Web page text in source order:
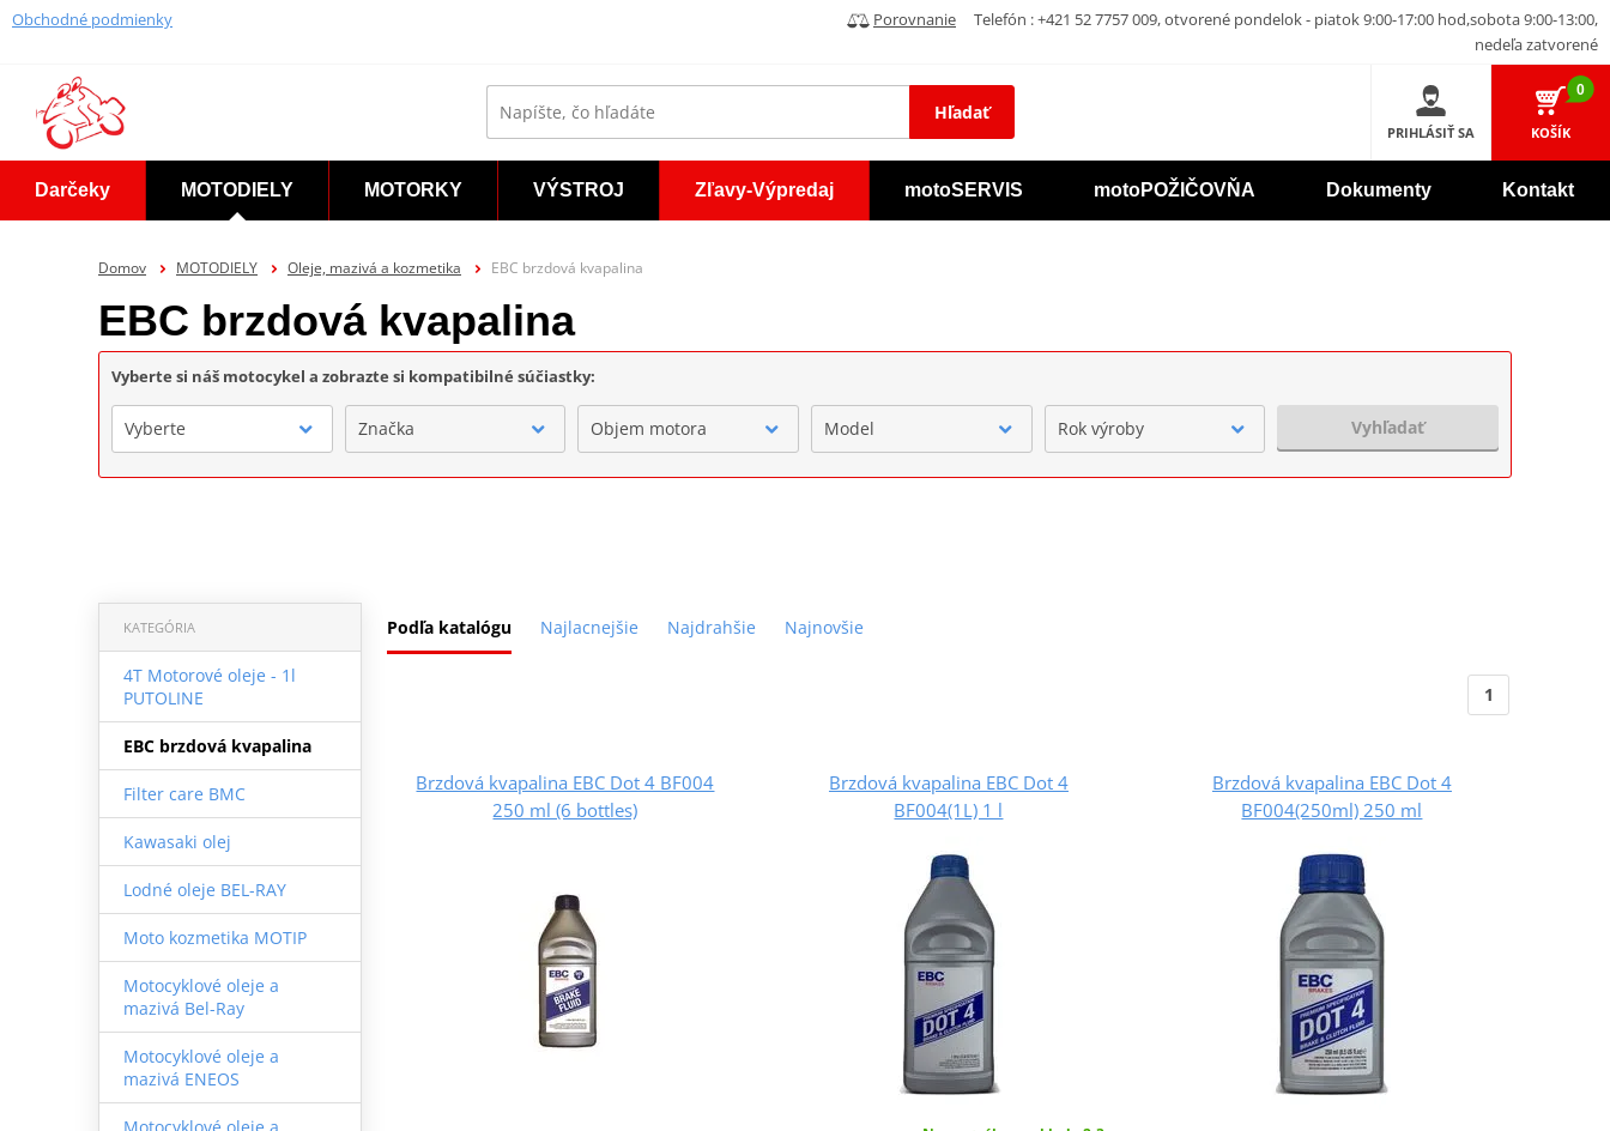
Obchodné podmienky Porovnanie
Telefón : +421 52 7757 009, otvorené pondelok - piatok 9:00-17:00 hod,sobota 9:00-13:00,
nedeľa zatvorené
Hľadať
PRIHLÁSIŤ SA
0
KOŠÍK
Darčeky MOTODIELY MOTORKY VÝSTROJ Zľavy-Výpredaj motoSERVIS motoPOŽIČOVŇA Dokumenty Kontakt
Domov MOTODIELY Oleje, mazivá a kozmetika EBC brzdová kvapalina
EBC brzdová kvapalina
Vyberte si náš motocykel a zobrazte si kompatibilné súčiastky:
Vyberte Značka Objem motora Model Rok výroby Vyhľadať
Podľa katalógu Najlacnejšie Najdrahšie Najnovšie
KATEGÓRIA
4T Motorové oleje - 1l
PUTOLINE
EBC brzdová kvapalina
Filter care BMC
Kawasaki olej
Lodné oleje BEL-RAY
Moto kozmetika MOTIP
Motocyklové oleje a
mazivá Bel-Ray
Motocyklové oleje a
mazivá ENEOS
1
Brzdová kvapalina EBC Dot 4 BF004
250 ml (6 bottles)
Brzdová kvapalina EBC Dot 4
BF004(1L) 1 l
Brzdová kvapalina EBC Dot 4
BF004(250ml) 250 ml